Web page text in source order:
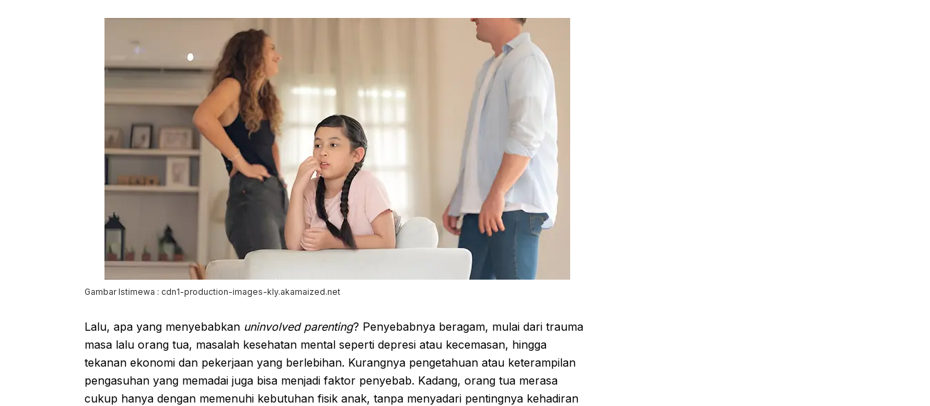
Gambar Istimewa : cdn1-production-images-kly.akamaized.net
Lalu, apa yang menyebabkan uninvolved parenting? Penyebabnya beragam, mulai dari trauma
masa lalu orang tua, masalah kesehatan mental seperti depresi atau kecemasan, hingga
tekanan ekonomi dan pekerjaan yang berlebihan. Kurangnya pengetahuan atau keterampilan
pengasuhan yang memadai juga bisa menjadi faktor penyebab. Kadang, orang tua merasa
cukup hanya dengan memenuhi kebutuhan fisik anak, tanpa menyadari pentingnya kehadiran